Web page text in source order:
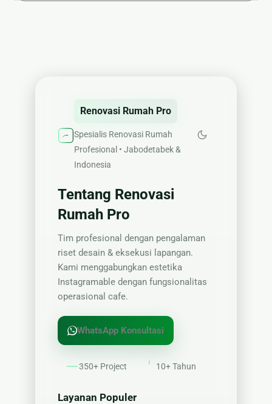
Renovasi Rumah Pro
Spesialis Renovasi Rumah
Profesional • Jabodetabek &
Indonesia
Tentang Renovasi
Rumah Pro
Tim profesional dengan pengalaman
riset desain & eksekusi lapangan.
Kami menggabungkan estetika
Instagramable dengan fungsionalitas
operasional cafe.
WhatsApp Konsultasi
350+ Project 10+ Tahun
Layanan Populer